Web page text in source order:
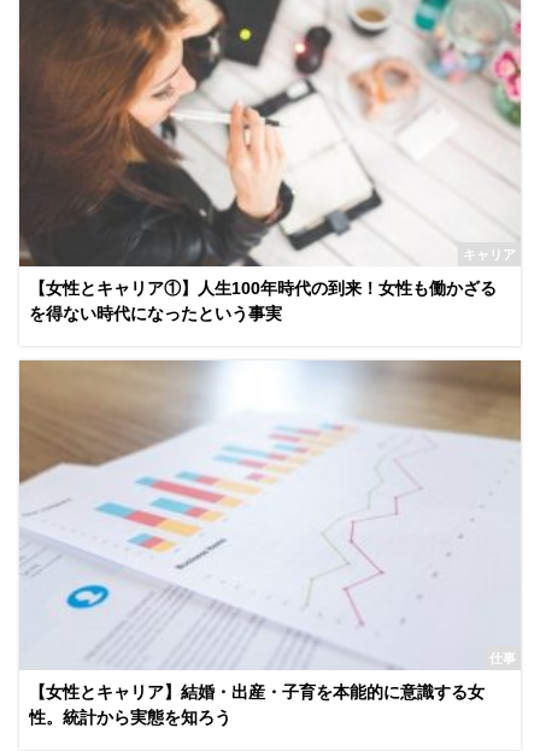
キャリア
【女性とキャリア①】人生100年時代の到来！女性も働かざる
を得ない時代になったという事実
仕事
【女性とキャリア】結婚・出産・子育を本能的に意識する女
性。統計から実態を知ろう